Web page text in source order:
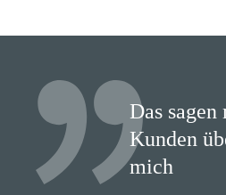
Das sagen
Kunden
mich